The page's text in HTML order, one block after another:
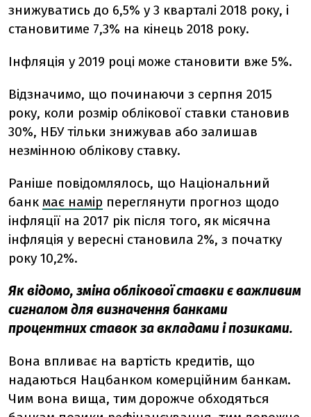
знижуватись до 6,5% у 3 кварталі 2018 року, і
становитиме 7,3% на кінець 2018 року.
Інфляція у 2019 році може становити вже 5%.
Відзначимо, що починаючи з серпня 2015
року, коли розмір облікової ставки становив
30%, НБУ тільки знижував або залишав
незмінною облікову ставку.
Раніше повідомлялось, що Національний
банк має намір переглянути прогноз щодо
інфляції на 2017 рік після того, як місячна
інфляція у вересні становила 2%, з початку
року 10,2%.
Як відомо, зміна облікової ставки є важливим
сигналом для визначення банками
процентних ставок за вкладами і позиками.
Вона впливає на вартість кредитів, що
надаються Нацбанком комерційним банкам.
Чим вона вища, тим дорожче обходяться